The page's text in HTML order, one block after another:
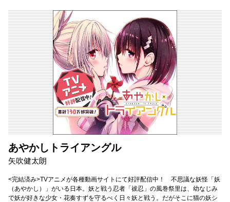
あやかしトライアングル
矢吹健太朗
<完結済み>TVアニメが各種動画サイトにて好評配信中！ 不思議な妖怪「妖
（あやかし）」がいる日本。妖と戦う忍者「祓忍」の風巻祭里は、幼なじみ
で妖が好きな少女・花奏すずを守るべく日々妖と戦う。だがそこに猫の妖シ